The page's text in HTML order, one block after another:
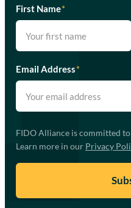
First Name*
Email Address*
FIDO Alliance is committed
Learn more in our Privacy